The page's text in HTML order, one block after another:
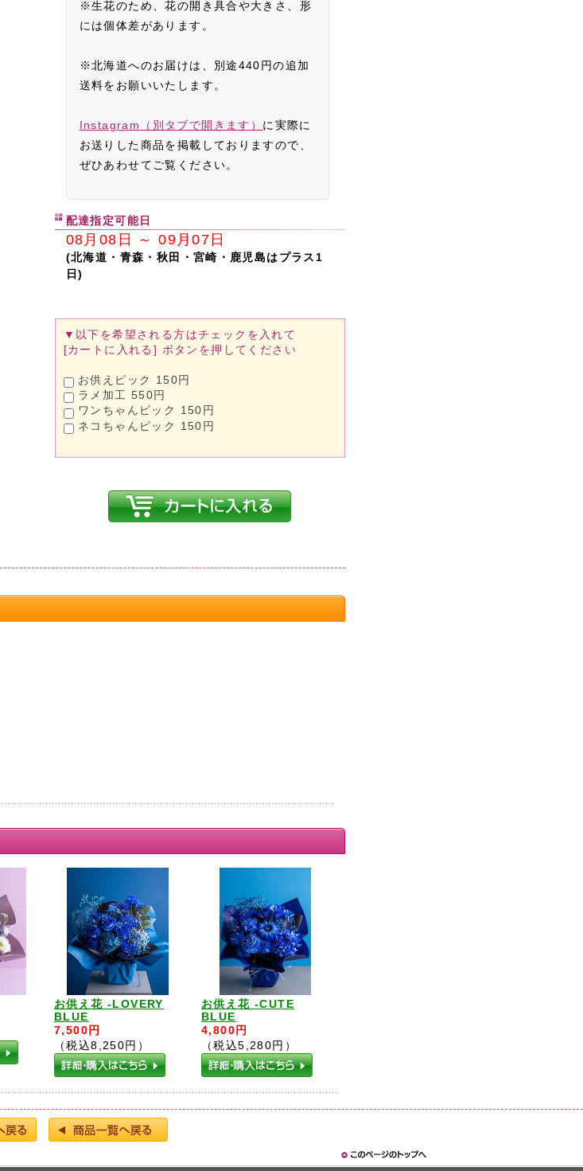
※生花のため、花の開き具合や大きさ、形
には個体差があります。
※北海道へのお届けは、別途440円の追加
送料をお願いいたします。
Instagram（別タブで開きます） に実際に
お送りした商品を掲載しておりますので、
ぜひあわせてご覧ください。
配達指定可能日
08月08日 ～ 09月07日
(北海道・青森・秋田・宮崎・鹿児島はプラス1
日)
▼以下を希望される方はチェックを入れて
[カートに入れる] ボタンを押してください
お供えピック 150円
ラメ加工 550円
ワンちゃんピック 150円
ネコちゃんピック 150円
お供え花 -LOVERY
BLUE
7,500円
（税込8,250円）
お供え花 -CUTE
BLUE
4,800円
（税込5,280円）